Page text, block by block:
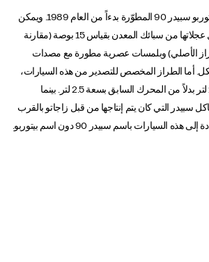
قدمت مازيراتي سيارة بيتوربو سبيدر 90 المطوّرة بدءاً من العام 1989. ويمكن
تمييز هذه السيارات بفضل عجلاتها من سبائك المعدن بقياس 15 بوصة (مقارنة
الطراز الأصلي) وبلمسات عصرية مطورة مع مصدات
أما الطراز المخصص للتصدير من هذه السيارات،
فقد زُود بمحرك سعة 2.8 لتر بدلاً من المحرك السابق بسعة 2.5 لتر. بينما
سبيدر التي كان يتم إنتاجها من قبل زاجاتو بالقرب
السيارات باسم سبيدر 90 دون اسم بيتوربو.